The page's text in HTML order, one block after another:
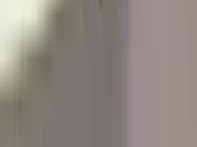
companies in the
presupuesto y